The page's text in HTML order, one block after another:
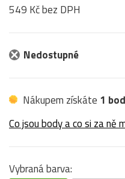
549 Kč bez DPH
Nedostupné
Nákupem získáte 1 bod
Co jsou body a co si za ně
Vybraná barva: